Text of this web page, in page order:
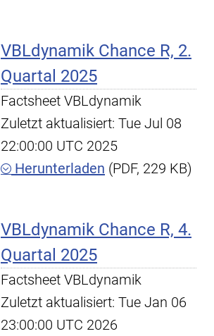
VBLdynamik Chance R, 2.
Quartal 2025
Factsheet VBLdynamik
Zuletzt aktualisiert: Tue Jul 08
22:00:00 UTC 2025
Herunterladen (PDF, 229 KB)
VBLdynamik Chance R, 4.
Quartal 2025
Factsheet VBLdynamik
Zuletzt aktualisiert: Tue Jan 06
23:00:00 UTC 2026